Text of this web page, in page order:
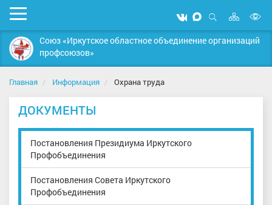
Мобильное
меню
Мы
вконтакте
Мы
в
MAX
Открыть
поиск
Карта
сайта
Союз «Иркутское областное объединение организаций
профсоюзов»
Главная Информация Охрана труда
ДОКУМЕНТЫ
Постановления Президиума Иркутского
Профобъединения
Постановления Совета Иркутского
Профобъединения